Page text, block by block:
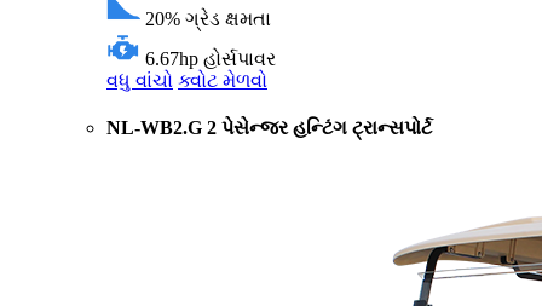
20% ગ્રેડ ક્ષમતા
6.67hp હોર્સપાવર
વધુ વાંચો ક્વોટ મેળવો
NL-WB2.G 2 પેસેન્જર હન્ટિંગ ટ્રાન્સપોર્ટ